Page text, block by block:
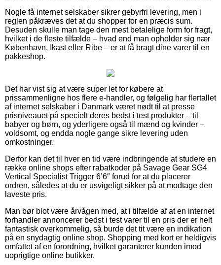
Nogle få internet selskaber sikrer gebyrfri levering, men i
reglen påkræves det at du shopper for en præcis sum.
Desuden skulle man tage den mest betalelige form for fragt,
hvilket i de fleste tilfælde – hvad end man opholder sig nær
København, Ikast eller Ribe – er at få bragt dine varer til en
pakkeshop.
Det har vist sig at være super let for købere at
prissammenligne hos flere e-handler, og følgelig har flertallet
af internet selskaber i Danmark været nødt til at presse
prisniveauet på specielt deres bedst i test produkter – til
babyer og børn, og yderligere også til mænd og kvinder –
voldsomt, og endda nogle gange sikre levering uden
omkostninger.
Derfor kan det til hver en tid være indbringende at studere en
række online shops efter rabatkoder på Savage Gear SG4
Vertical Specialist Trigger 6’6″ forud for at du placerer
ordren, således at du er usvigeligt sikker på at modtage den
laveste pris.
Man bør blot være årvågen med, at i tilfælde af at en internet
forhandler annoncerer bedst i test varer til en pris der er helt
fantastisk overkommelig, så burde det tit være en indikation
på en snydagtig online shop. Shopping med kort er heldigvis
omfattet af en forordning, hvilket garanterer kunden imod
uoprigtige online butikker.